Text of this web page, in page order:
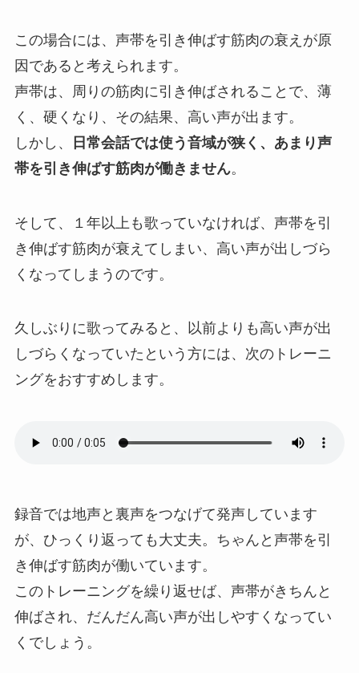
この場合には、声帯を引き伸ばす筋肉の衰えが原
因であると考えられます。
声帯は、周りの筋肉に引き伸ばされることで、薄
く、硬くなり、その結果、高い声が出ます。
しかし、
日常会話では使う音域が狭く、あまり声
帯を引き伸ばす筋肉が働きません。
そして、１年以上も歌っていなければ、声帯を引
き伸ばす筋肉が衰えてしまい、高い声が出しづら
くなってしまうのです。
久しぶりに歌ってみると、以前よりも高い声が出
しづらくなっていたという方には、次のトレーニ
ングをおすすめします。
録音では地声と裏声をつなげて発声しています
が、ひっくり返っても大丈夫。ちゃんと声帯を引
き伸ばす筋肉が働いています。
このトレーニングを繰り返せば、声帯がきちんと
伸ばされ、だんだん高い声が出しやすくなってい
くでしょう。